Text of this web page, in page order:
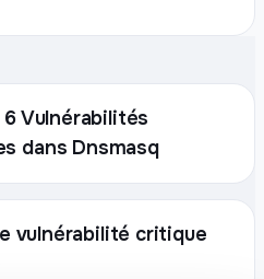
Vulnérabilités
dans Dnsmasq
vulnérabilité critique